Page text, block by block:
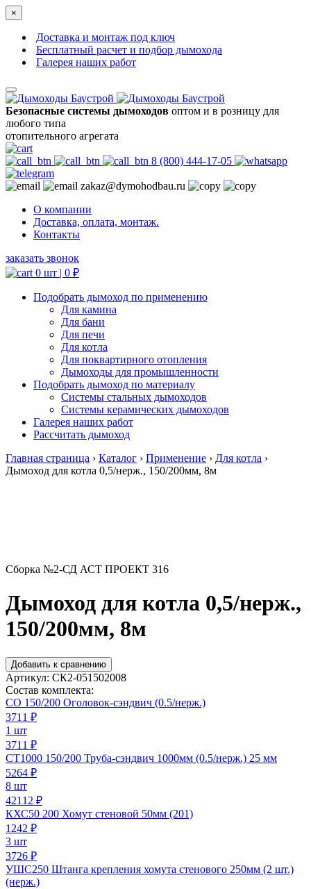
×
Доставка и монтаж под ключ
Бесплатный расчет и подбор дымохода
Галерея наших работ
Безопасные системы дымоходов оптом и в розницу для
любого типа
отопительного агрегата
8 (800) 444-17-05
zakaz@dymohodbau.ru
О компании
Доставка, оплата, монтаж.
Контакты
заказать звонок
0 шт | 0 ₽
Подобрать дымоход по применению
Для камина
Для бани
Для печи
Для котла
Для поквартирного отопления
Дымоходы для промышленности
Подобрать дымоход по материалу
Системы стальных дымоходов
Системы керамических дымоходов
Галерея наших работ
Рассчитать дымоход
Главная страница › Каталог › Применение › Для котла ›
Дымоход для котла 0,5/нерж., 150/200мм, 8м
Сборка №2-СД АСТ ПРОЕКТ 316
Дымоход для котла 0,5/нерж.,
150/200мм, 8м
Добавить к сравнению
Артикул: СК2-051502008
Состав комплекта:
СО 150/200 Оголовок-сэндвич (0.5/нерж.)
3711 ₽
1 шт
3711 ₽
СТ1000 150/200 Труба-сэндвич 1000мм (0.5/нерж.) 25 мм
5264 ₽
8 шт
42112 ₽
КХС50 200 Хомут стеновой 50мм (201)
1242 ₽
3 шт
3726 ₽
УШС250 Штанга крепления хомута стенового 250мм (2 шт.)
(нерж.)